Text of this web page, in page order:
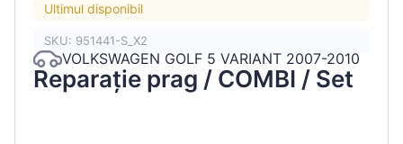
Ultimul disponibil
SKU: 951441-S_X2
VOLKSWAGEN GOLF 5 VARIANT 2007-2010
Reparație prag / COMBI / Set